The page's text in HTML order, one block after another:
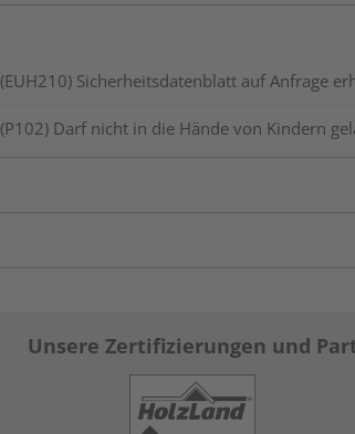
(EUH210) Sicherheitsdatenblatt auf Anfrage
(P102) Darf nicht in die Hände von Kindern
Unsere Zertifizierungen und